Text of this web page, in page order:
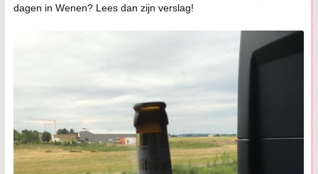
dagen in Wenen? Lees dan zijn verslag!